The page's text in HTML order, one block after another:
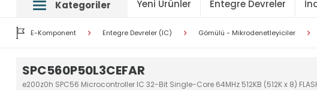
Kategoriler Yeni Ürünler Entegre Devreler
E-Komponent Entegre Devreler (IC) Gömülü - Mikrodenetleyiciler
SPC560P50L3CEFAR
e200z0h SPC56 Microcontroller IC 32-Bit Single-Core 64MHz 512KB (512K x 8)